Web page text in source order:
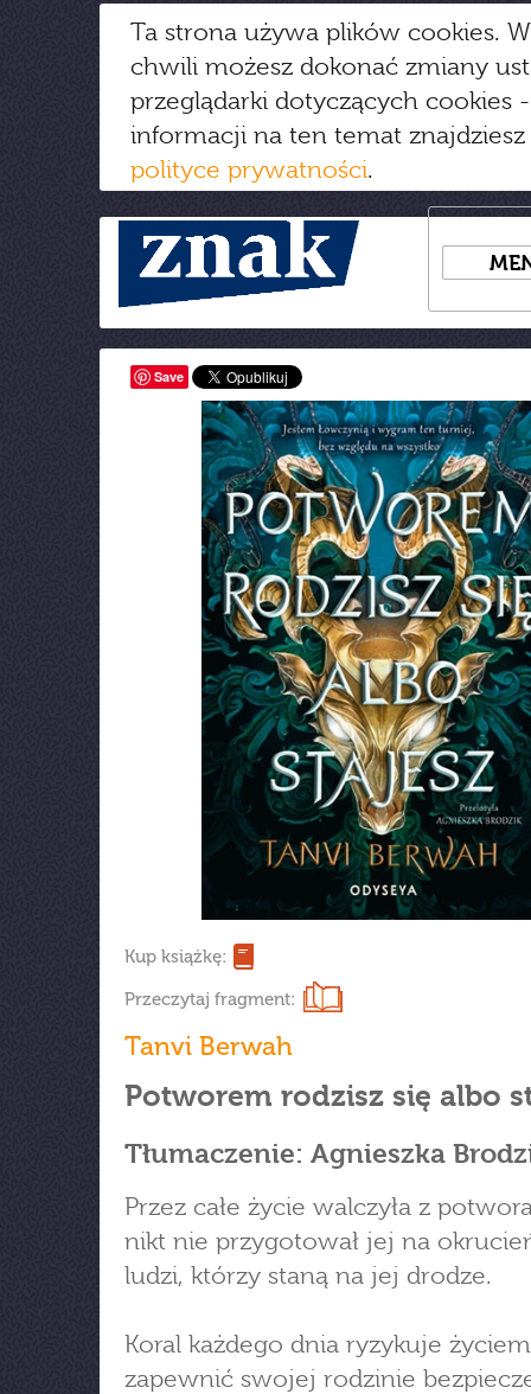
Ta strona używa plików cookies.
chwili możesz dokonać zmiany
przeglądarki dotyczących cookies
informacji na ten temat
polityce prywatności.
Save
Kup książkę:
Przeczytaj fragment:
Tanvi Berwah
Potworem rodzisz się albo
Tłumaczenie: Agnieszka
Przez całe życie walczyła z
nikt nie przygotował jej na
ludzi, którzy staną na jej drodze.
Koral każdego dnia ryzykuje
zapewnić swojej rodzinie